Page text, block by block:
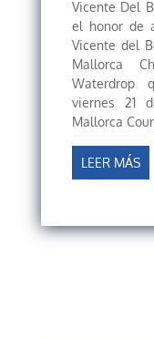
Vicente Del
el honor de
Vicente del
Mallorca
Waterdrop
viernes 21
Mallorca
LEER MÁS